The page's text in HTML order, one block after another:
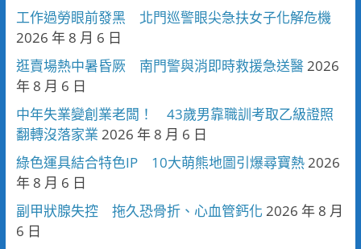
工作過勞眼前發黑 北門巡警眼尖急扶女子化解危機
2026 年 8 月 6 日
逛賣場熱中暑昏厥 南門警與消即時救援急送醫2026
年 8 月 6 日
中年失業變創業老闆！ 43歲男靠職訓考取乙級證照
翻轉沒落家業 2026 年 8 月 6 日
綠色運具結合特色IP 10大萌熊地圖引爆尋寶熱2026
年 8 月 6 日
副甲狀腺失控 拖久恐骨折、心血管鈣化 2026 年 8 月
6 日